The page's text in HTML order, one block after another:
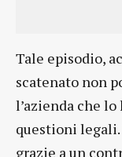
Tale episodio,
scatenato non
l’azienda che
questioni
grazie a un